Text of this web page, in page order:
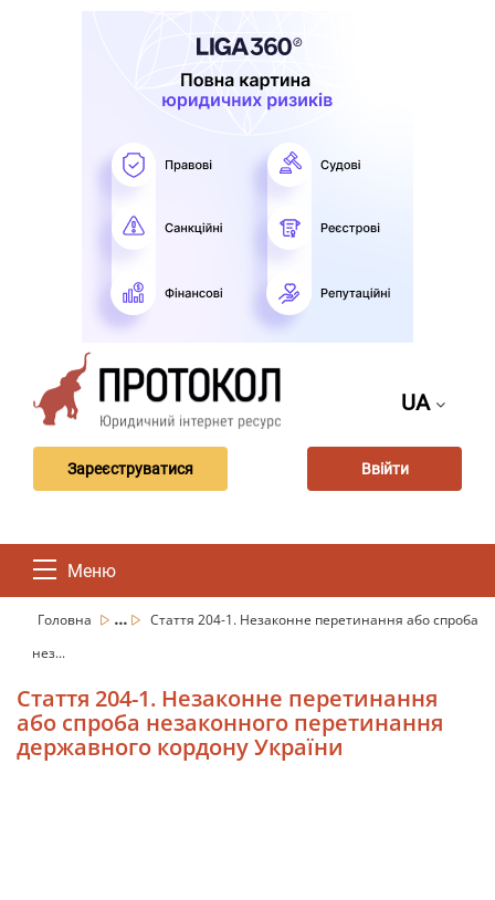
UA
Зареєструватися Ввійти
Меню
Головна ...
Стаття 204-1. Незаконне перетинання або спроба
нез...
Стаття 204-1. Незаконне перетинання
або спроба незаконного перетинання
державного кордону України